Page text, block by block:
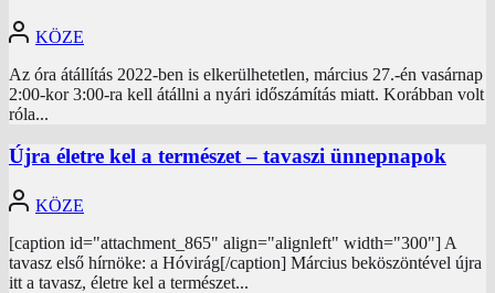
KÖZE
Az óra átállítás 2022-ben is elkerülhetetlen, március 27.-én vasárnap
2:00-kor 3:00-ra kell átállni a nyári időszámítás miatt. Korábban volt
róla...
Újra életre kel a természet – tavaszi ünnepnapok
KÖZE
[caption id="attachment_865" align="alignleft" width="300"] A
tavasz első hírnöke: a Hóvirág[/caption] Március beköszöntével újra
itt a tavasz, életre kel a természet...